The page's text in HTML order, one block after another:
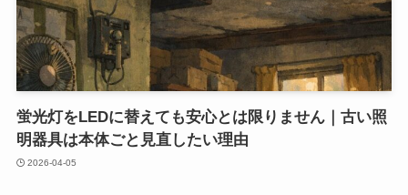
蛍光灯をLEDに替えても安心とは限りません｜古い照
明器具は本体ごと見直したい理由
2026-04-05